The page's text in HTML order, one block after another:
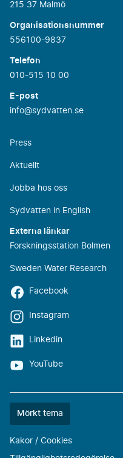
215 37 Malmö
Organisationsnummer
556100-9837
Telefon
010-515 10 00
E-post
info@sydvatten.se
Press
Aktuellt
Jobba hos oss
Sydvatten in English
Externa länkar
Forskningsstation Bolmen
Sweden Water Research
Facebook
Instagram
Linkedin
YouTube
Färgtemat
Mörkt tema
Kakor / Cookies